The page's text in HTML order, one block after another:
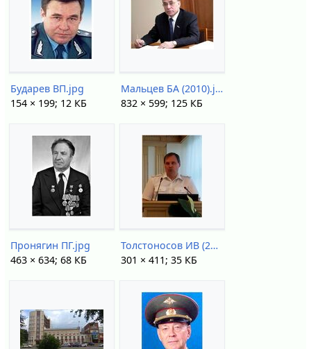
Бударев ВП.jpg
154 × 199; 12 КБ
Мальцев БА (2010).jpg
832 × 599; 125 КБ
Пронягин ПГ.jpg
463 × 634; 68 КБ
Толстоносов ИВ (2014).jpg
301 × 411; 35 КБ